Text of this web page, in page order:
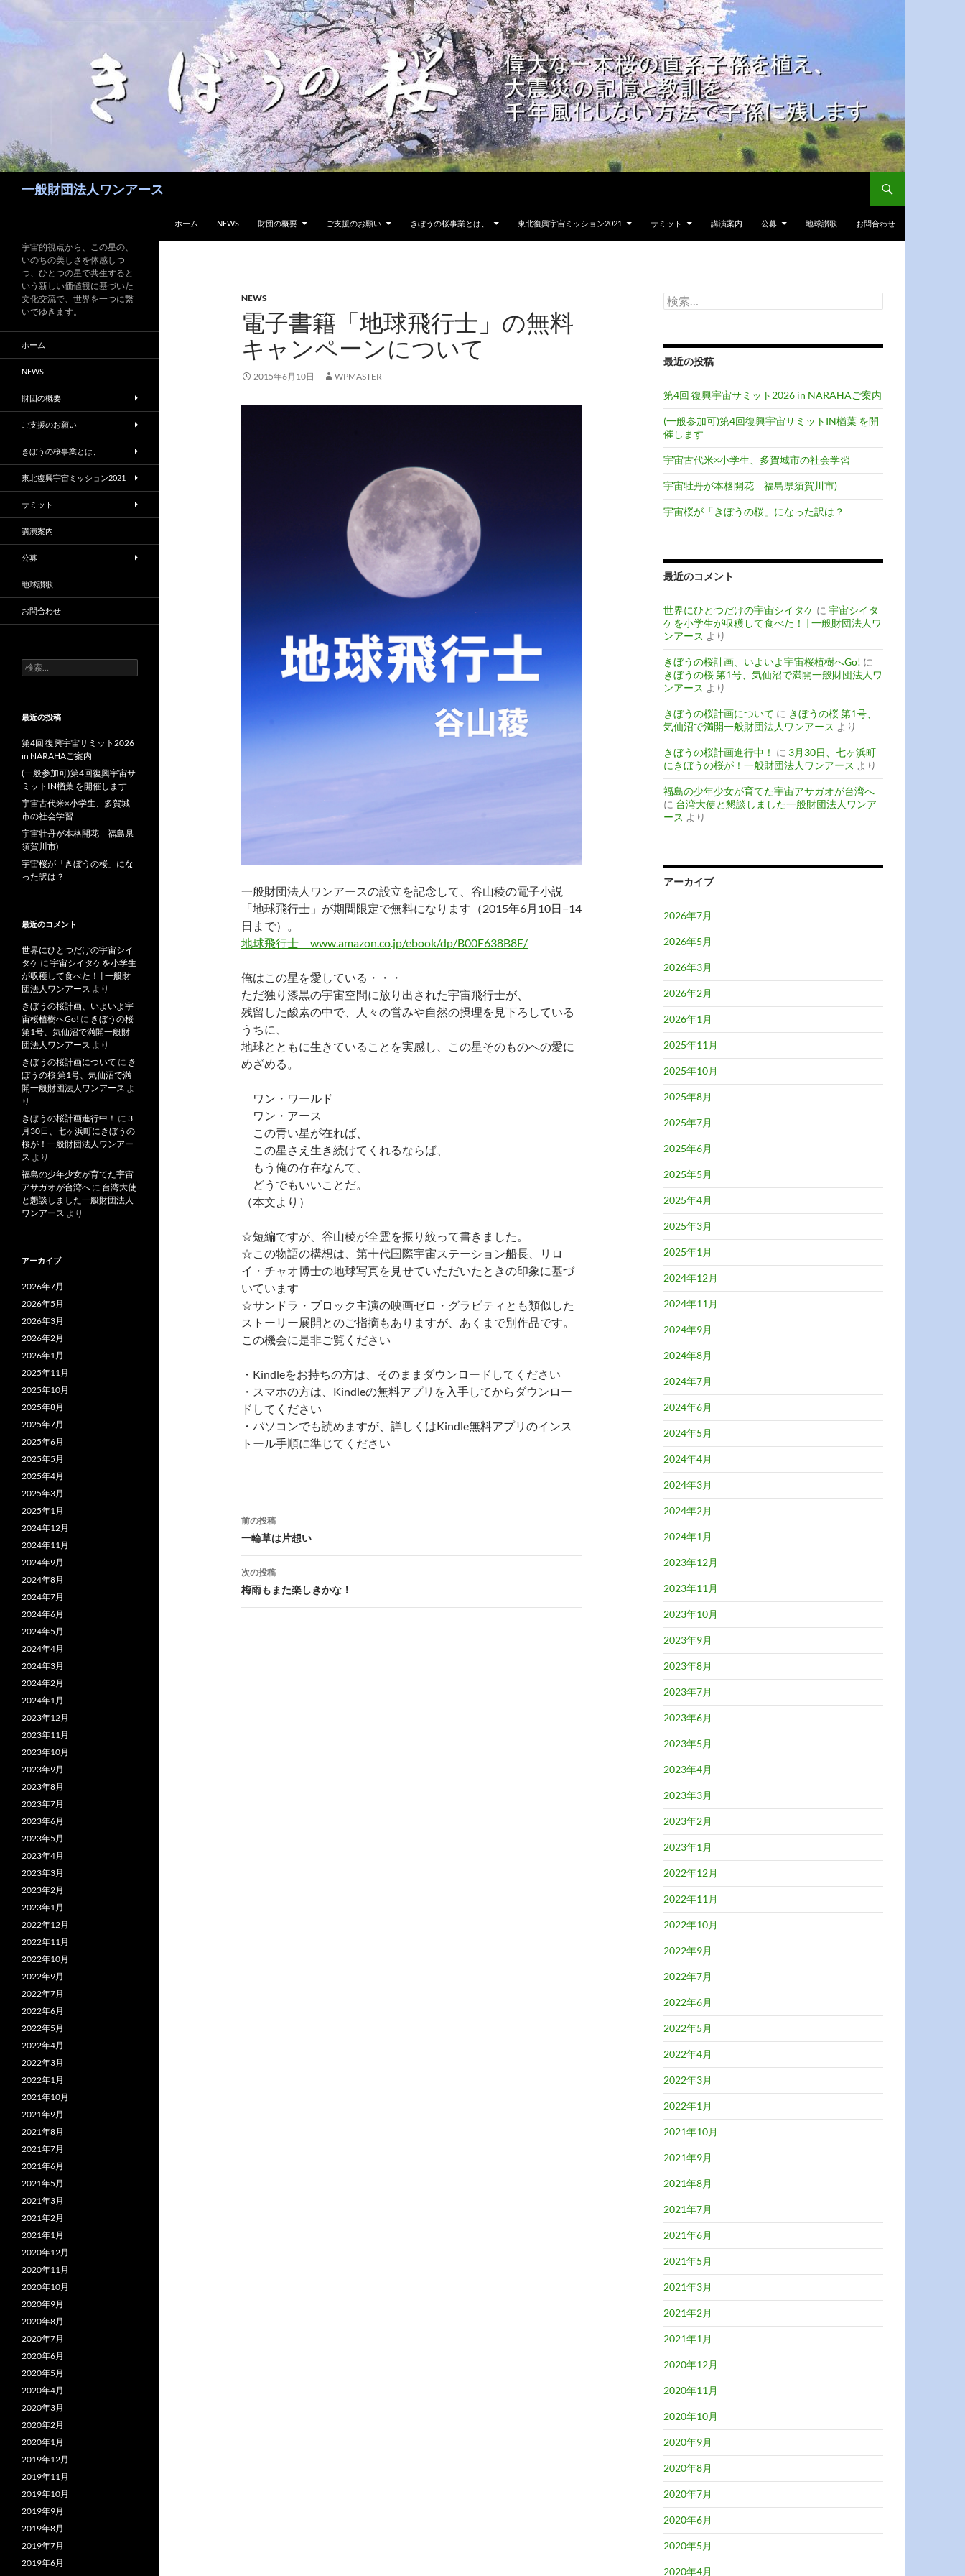
ン
テ
ッ
プ
一般財団法人ワンアース
ホーム NEWS 財団の概要 ご支援のお願い きぼうの桜事業とは、 東北復興宇宙ミッション2021 サミット 講演案内 公募 地球讃歌 お問合わせ
NEWS
電子書籍「地球飛行士」の無料
キャンペーンについて
2015年6月10日 WPMASTER
一般財団法人ワンアースの設立を記念して、谷山稜の電子小説
「地球飛行士」が期間限定で無料になります（2015年6月10日−14
日まで）。
地球飛行士 www.amazon.co.jp/ebook/dp/B00F638B8E/
俺はこの星を愛している・・・
ただ独り漆黒の宇宙空間に放り出された宇宙飛行士が、
残留した酸素の中で、人々の営みや自然の摂理を見下ろしている
うちに、
地球とともに生きていることを実感し、この星そのものへの愛に
めざめる。
ワン・ワールド
ワン・アース
この青い星が在れば、
この星さえ生き続けてくれるならば、
もう俺の存在なんて、
どうでもいいことだ。
（本文より）
☆短編ですが、谷山稜が全霊を振り絞って書きました。
☆この物語の構想は、第十代国際宇宙ステーション船長、リロ
イ・チャオ博士の地球写真を見せていただいたときの印象に基づ
いています
☆サンドラ・ブロック主演の映画ゼロ・グラビティとも類似した
ストーリー展開とのご指摘もありますが、あくまで別作品です。
この機会に是非ご覧ください
・Kindleをお持ちの方は、そのままダウンロードしてください
・スマホの方は、Kindleの無料アプリを入手してからダウンロー
ドしてください
・パソコンでも読めますが、詳しくはKindle無料アプリのインス
トール手順に準じてください
投
稿
ナ
ビ
ゲ
前の投稿
一輪草は片想い
次の投稿
梅雨もまた楽しきかな！
検
索:
最近の投稿
第4回 復興宇宙サミット2026 in NARAHAご案内
(一般参加可)第4回復興宇宙サミットIN楢葉 を開
催します
宇宙古代米×小学生、多賀城市の社会学習
宇宙牡丹が本格開花 福島県須賀川市)
宇宙桜が「きぼうの桜」になった訳は？
最近のコメント
世界にひとつだけの宇宙シイタケ に 宇宙シイタ
ケを小学生が収穫して食べた！ | 一般財団法人ワ
ンアース より
きぼうの桜計画、いよいよ宇宙桜植樹へGo! に
きぼうの桜 第1号、気仙沼で満開一般財団法人ワ
ンアース より
きぼうの桜計画について に きぼうの桜 第1号、
気仙沼で満開一般財団法人ワンアース より
きぼうの桜計画進行中！ に 3月30日、七ヶ浜町
にきぼうの桜が！一般財団法人ワンアース より
福島の少年少女が育てた宇宙アサガオが台湾へ
に 台湾大使と懇談しました一般財団法人ワンア
ース より
アーカイブ
2026年7月
2026年5月
2026年3月
2026年2月
2026年1月
2025年11月
2025年10月
2025年8月
2025年7月
2025年6月
2025年5月
2025年4月
2025年3月
2025年1月
2024年12月
2024年11月
2024年9月
2024年8月
2024年7月
2024年6月
2024年5月
2024年4月
2024年3月
2024年2月
2024年1月
2023年12月
2023年11月
2023年10月
2023年9月
2023年8月
2023年7月
2023年6月
2023年5月
2023年4月
2023年3月
2023年2月
2023年1月
2022年12月
2022年11月
2022年10月
2022年9月
2022年7月
2022年6月
2022年5月
2022年4月
2022年3月
2022年1月
2021年10月
2021年9月
2021年8月
2021年7月
2021年6月
2021年5月
2021年3月
2021年2月
2021年1月
2020年12月
2020年11月
2020年10月
2020年9月
2020年8月
2020年7月
2020年6月
2020年5月
2020年4月
宇宙的視点から、この星の、
いのちの美しさを体感しつ
つ、ひとつの星で共生すると
いう新しい価値観に基づいた
文化交流で、世界を一つに繋
いでゆきます。
ホーム
NEWS
財団の概要
ご支援のお願い
きぼうの桜事業とは、
東北復興宇宙ミッション2021
サミット
講演案内
公募
地球讃歌
お問合わせ
検
索:
最近の投稿
第4回 復興宇宙サミット2026
in NARAHAご案内
(一般参加可)第4回復興宇宙サ
ミットIN楢葉 を開催します
宇宙古代米×小学生、多賀城
市の社会学習
宇宙牡丹が本格開花 福島県
須賀川市)
宇宙桜が「きぼうの桜」にな
った訳は？
最近のコメント
世界にひとつだけの宇宙シイ
タケ に 宇宙シイタケを小学生
が収穫して食べた！ | 一般財
団法人ワンアース より
きぼうの桜計画、いよいよ宇
宙桜植樹へGo! に きぼうの桜
第1号、気仙沼で満開一般財
団法人ワンアース より
きぼうの桜計画について に き
ぼうの桜 第1号、気仙沼で満
開一般財団法人ワンアース よ
り
きぼうの桜計画進行中！ に 3
月30日、七ヶ浜町にきぼうの
桜が！一般財団法人ワンアー
ス より
福島の少年少女が育てた宇宙
アサガオが台湾へ に 台湾大使
と懇談しました一般財団法人
ワンアース より
アーカイブ
2026年7月
2026年5月
2026年3月
2026年2月
2026年1月
2025年11月
2025年10月
2025年8月
2025年7月
2025年6月
2025年5月
2025年4月
2025年3月
2025年1月
2024年12月
2024年11月
2024年9月
2024年8月
2024年7月
2024年6月
2024年5月
2024年4月
2024年3月
2024年2月
2024年1月
2023年12月
2023年11月
2023年10月
2023年9月
2023年8月
2023年7月
2023年6月
2023年5月
2023年4月
2023年3月
2023年2月
2023年1月
2022年12月
2022年11月
2022年10月
2022年9月
2022年7月
2022年6月
2022年5月
2022年4月
2022年3月
2022年1月
2021年10月
2021年9月
2021年8月
2021年7月
2021年6月
2021年5月
2021年3月
2021年2月
2021年1月
2020年12月
2020年11月
2020年10月
2020年9月
2020年8月
2020年7月
2020年6月
2020年5月
2020年4月
2020年3月
2020年2月
2020年1月
2019年12月
2019年11月
2019年10月
2019年9月
2019年8月
2019年7月
2019年6月